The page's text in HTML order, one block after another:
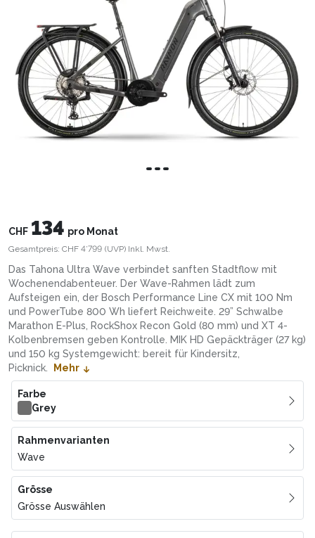
CHF 134 pro Monat
Gesamtpreis: CHF 4’799 (UVP) Inkl. Mwst.
Das Tahona Ultra Wave verbindet sanften Stadtflow mit
Wochenendabenteuer. Der Wave-Rahmen lädt zum
Aufsteigen ein, der Bosch Performance Line CX mit 100 Nm
und PowerTube 800 Wh liefert Reichweite. 29” Schwalbe
Marathon E-Plus, RockShox Recon Gold (80 mm) und XT 4-
Kolbenbremsen geben Kontrolle. MIK HD Gepäckträger (27 kg)
und 150 kg Systemgewicht: bereit für Kindersitz,
Picknick.
Mehr
Farbe
Grey
Rahmenvarianten
Wave
Grösse
Grösse Auswählen